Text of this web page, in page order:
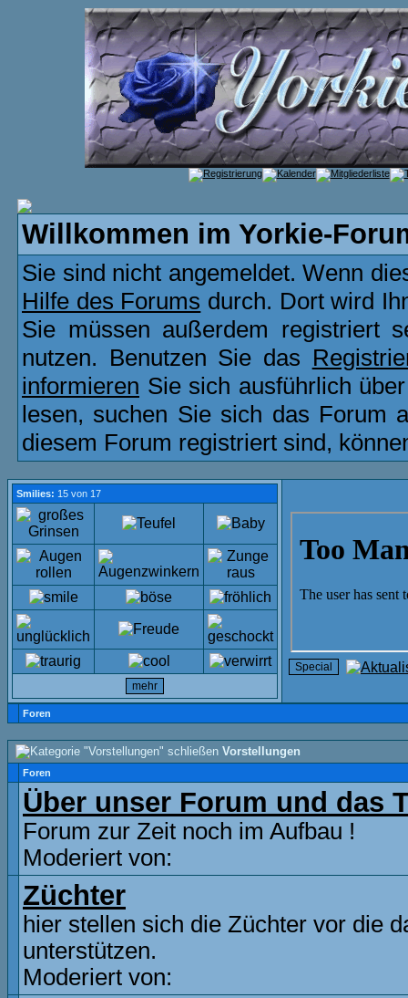
Willkommen im Yorkie-
Sie sind nicht angemeldet. Wenn
Hilfe des Forums durch. Dort wird
Sie müssen außerdem registriert
nutzen. Benutzen Sie das
informieren Sie sich ausführlich
lesen, suchen Sie sich das Forum
diesem Forum registriert sind,
Smilies: 15 von 17
Foren
Vorstellungen
Foren
Über unser Forum und das
Forum zur Zeit noch im Aufbau !
Moderiert von:
Züchter
hier stellen sich die Züchter vor die
unterstützen.
Moderiert von: